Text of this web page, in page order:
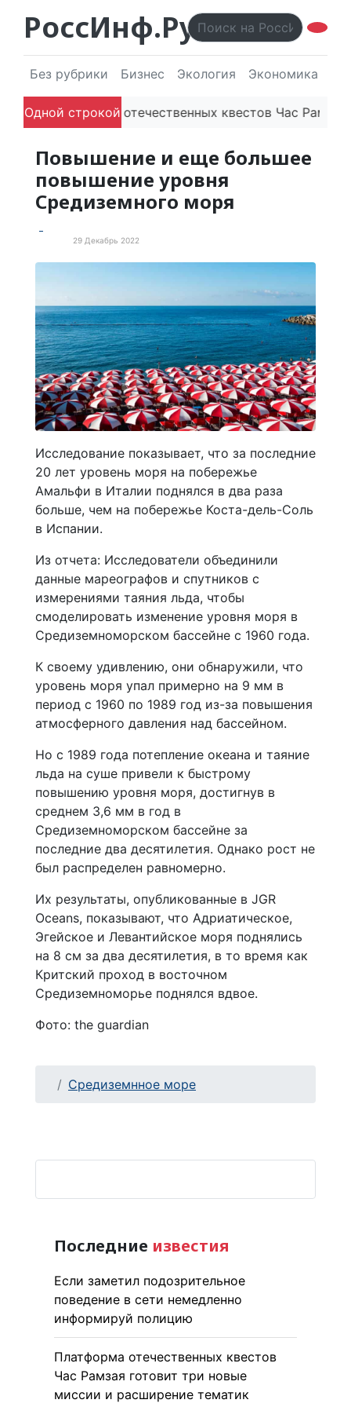
РоссИнф.Ру
Без рубрики Бизнес Экология Экономика
Одной строкой
Платформа отечественных квестов Час Рамзая
Повышение и еще большее
повышение уровня
Средиземного моря
29 Декабрь 2022
Исследование показывает, что за последние
20 лет уровень моря на побережье
Амальфи в Италии поднялся в два раза
больше, чем на побережье Коста-дель-Соль
в Испании.
Из отчета: Исследователи объединили
данные мареографов и спутников с
измерениями таяния льда, чтобы
смоделировать изменение уровня моря в
Средиземноморском бассейне с 1960 года.
К своему удивлению, они обнаружили, что
уровень моря упал примерно на 9 мм в
период с 1960 по 1989 год из-за повышения
атмосферного давления над бассейном.
Но с 1989 года потепление океана и таяние
льда на суше привели к быстрому
повышению уровня моря, достигнув в
среднем 3,6 мм в год в
Средиземноморском бассейне за
последние два десятилетия. Однако рост не
был распределен равномерно.
Их результаты, опубликованные в JGR
Oceans, показывают, что Адриатическое,
Эгейское и Левантийское моря поднялись
на 8 см за два десятилетия, в то время как
Критский проход в восточном
Средиземноморье поднялся вдвое.
Фото: the guardian
Средиземнное море
Последние известия
Если заметил подозрительное
поведение в сети немедленно
информируй полицию
Платформа отечественных квестов
Час Рамзая готовит три новые
миссии и расширение тематик